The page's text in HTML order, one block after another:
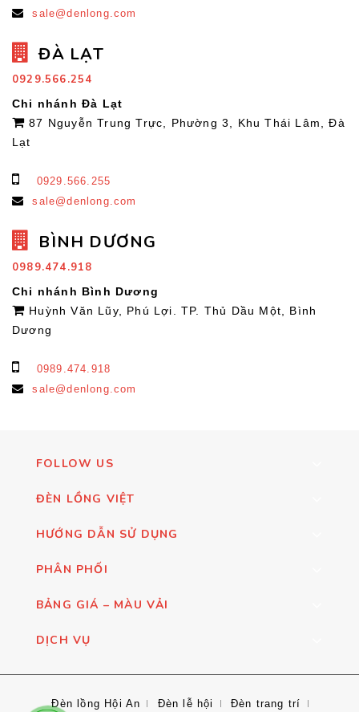
sale@denlong.com
ĐÀ LẠT
0929.566.254
Chi nhánh Đà Lạt
87 Nguyễn Trung Trực, Phường 3, Khu Thái Lâm, Đà
Lạt
0929.566.255
sale@denlong.com
BÌNH DƯƠNG
0989.474.918
Chi nhánh Bình Dương
Huỳnh Văn Lũy, Phú Lợi. TP. Thủ Dầu Một, Bình
Dương
0989.474.918
sale@denlong.com
FOLLOW US
ĐÈN LỒNG VIỆT
HƯỚNG DẪN SỬ DỤNG
PHÂN PHỐI
BẢNG GIÁ – MÀU VẢI
DỊCH VỤ
Đèn lồng Hội An Đèn lễ hội Đèn trang trí